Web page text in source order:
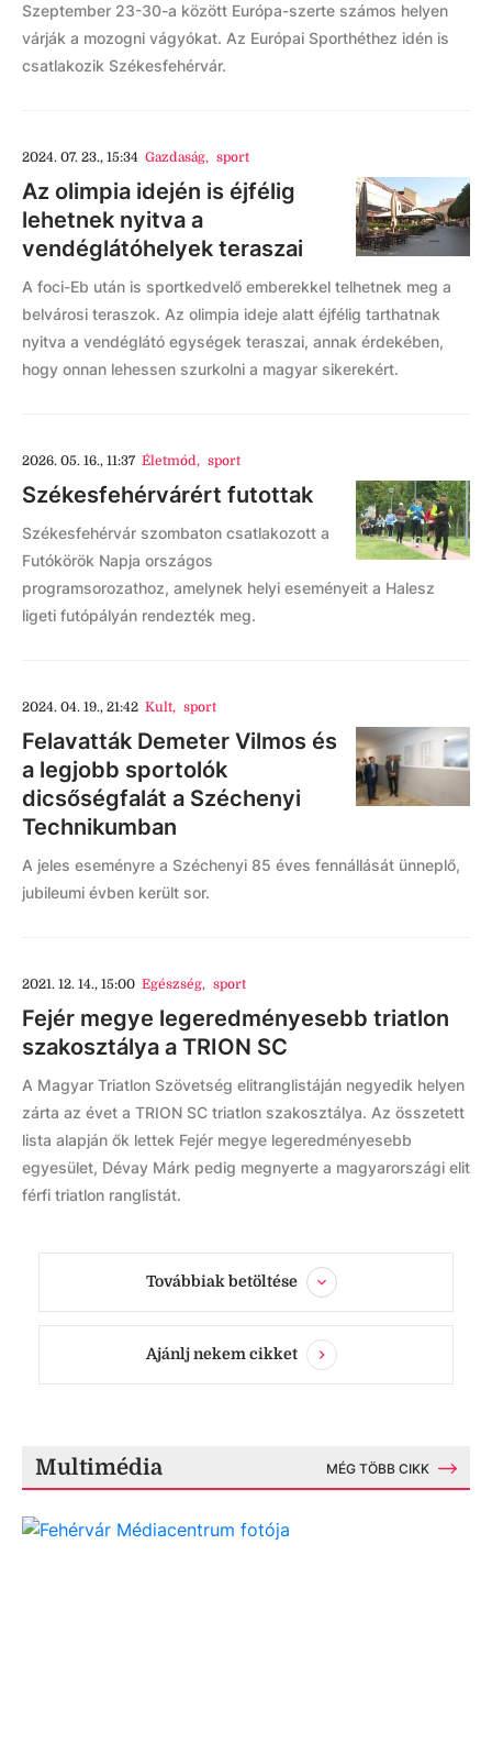
Szeptember 23-30-a között Európa-szerte számos helyen
várják a mozogni vágyókat. Az Európai Sporthéthez idén is
csatlakozik Székesfehérvár.
2024. 07. 23., 15:34 Gazdaság, sport
Az olimpia idején is éjfélig
lehetnek nyitva a
vendéglátóhelyek teraszai
A foci-Eb után is sportkedvelő emberekkel telhetnek meg a
belvárosi teraszok. Az olimpia ideje alatt éjfélig tarthatnak
nyitva a vendéglátó egységek teraszai, annak érdekében,
hogy onnan lehessen szurkolni a magyar sikerekért.
2026. 05. 16., 11:37 Életmód, sport
Székesfehérvárért futottak
Székesfehérvár szombaton csatlakozott a
Futókörök Napja országos
programsorozathoz, amelynek helyi eseményeit a Halesz
ligeti futópályán rendezték meg.
2024. 04. 19., 21:42 Kult, sport
Felavatták Demeter Vilmos és
a legjobb sportolók
dicsőségfalát a Széchenyi
Technikumban
A jeles eseményre a Széchenyi 85 éves fennállását ünneplő,
jubileumi évben került sor.
2021. 12. 14., 15:00 Egészség, sport
Fejér megye legeredményesebb triatlon
szakosztálya a TRION SC
A Magyar Triatlon Szövetség elitranglistáján negyedik helyen
zárta az évet a TRION SC triatlon szakosztálya. Az összetett
lista alapján ők lettek Fejér megye legeredményesebb
egyesület, Dévay Márk pedig megnyerte a magyarországi elit
férfi triatlon ranglistát.
Továbbiak betöltése
Ajánlj nekem cikket
Multimédia MÉG TÖBB CIKK